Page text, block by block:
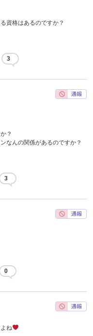
資格はあるのですか？
3
？
なんの関係があるのですか？
3
0
ね